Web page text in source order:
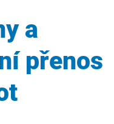
a
přenos